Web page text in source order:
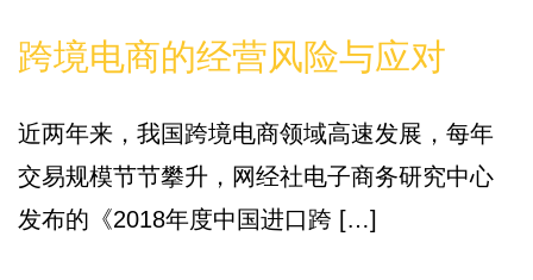
跨境电商的经营风险与应对
近两年来，我国跨境电商领域高速发展，每年
交易规模节节攀升，网经社电子商务研究中心
发布的《2018年度中国进口跨 […]